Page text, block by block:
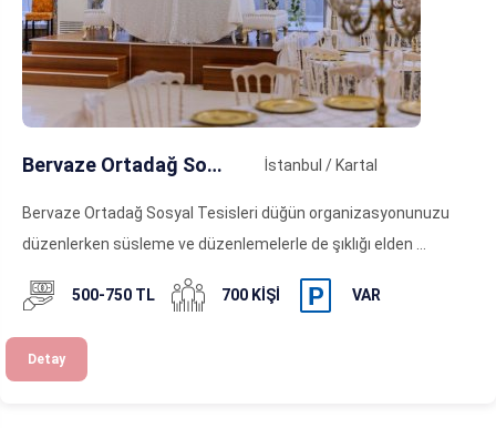
Bervaze Ortadağ Sosyal Tesisleri İstanbul / Kartal
Bervaze Ortadağ Sosyal Tesisleri düğün organizasyonunuzu
düzenlerken süsleme ve düzenlemelerle de şıklığı elden ...
500-750 TL 700 KIŞI VAR
Detay